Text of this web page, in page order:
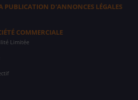
PUBLICATION D'ANNONCES LÉGALES
COMMERCIALE
Limitée